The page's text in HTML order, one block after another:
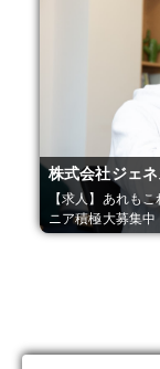
株式会社ジェ
【求人】あれも
ニア積極大募集中